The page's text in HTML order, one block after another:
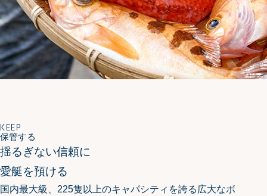
KEEP
保管する
揺るぎない信頼に
愛艇を預ける
国内最大級、225隻以上のキャパシティを誇る広大なボ